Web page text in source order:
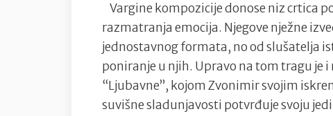
Vargine kompozicije donose niz crtica
razmatranja emocija. Njegove nježne
jednostavnog formata, no od slušatelja
poniranje u njih. Upravo na tom tragu je
“Ljubavne”, kojom Zvonimir svojim
suvišne sladunjavosti potvrđuje svoju